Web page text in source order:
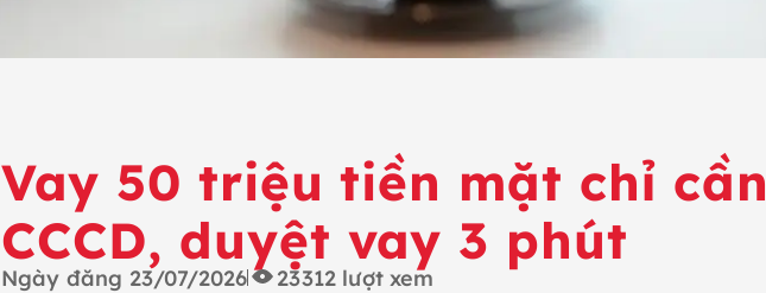
Vay 50 triệu tiền mặt chỉ cần
CCCD, duyệt vay 3 phút
Ngày đăng 23/07/2026 23312 lượt xem